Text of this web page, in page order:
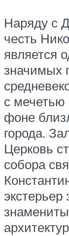
Наряду с
честь
является
значимых
с мечетью
фоне
города.
Церковь
собора